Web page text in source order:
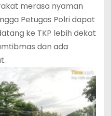
merasa nyaman
Petugas Polri dapat
ke TKP lebih dekat
dan ada